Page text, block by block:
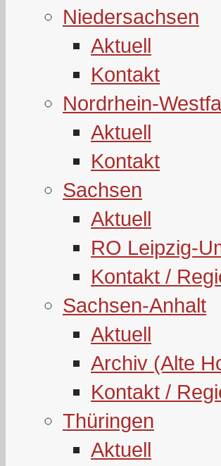
Niedersachsen
Aktuell
Kontakt
Nordrhein-
Aktuell
Kontakt
Sachsen
Aktuell
RO Leipzig-
Kontakt /
Sachsen-Anhalt
Aktuell
Archiv (Alte
Kontakt /
Thüringen
Aktuell